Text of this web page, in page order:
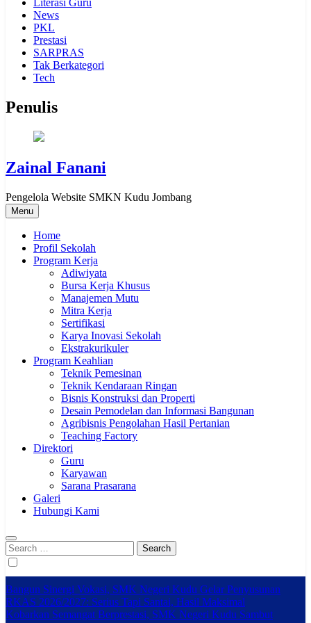
Literasi Guru
News
PKL
Prestasi
SARPRAS
Tak Berkategori
Tech
Penulis
Zainal Fanani
Pengelola Website SMKN Kudu Jombang
Menu
Home
Profil Sekolah
Program Kerja
Adiwiyata
Bursa Kerja Khusus
Manajemen Mutu
Mitra Kerja
Sertifikasi
Karya Inovasi Sekolah
Ekstrakurikuler
Program Keahlian
Teknik Pemesinan
Teknik Kendaraan Ringan
Bisnis Konstruksi dan Properti
Desain Pemodelan dan Informasi Bangunan
Agribisnis Pengolahan Hasil Pertanian
Teaching Factory
Direktori
Guru
Karyawan
Sarana Prasarana
Galeri
Hubungi Kami
Search
for:
Bangun Sinergi Vokasi, SMK Negeri Kudu Gelar Penyusunan
RKAS 2026/2027: Serius Tapi Santai, Hasil Maksimal
Kobarkan Semangat Berprestasi, SMK Negeri Kudu Sambut